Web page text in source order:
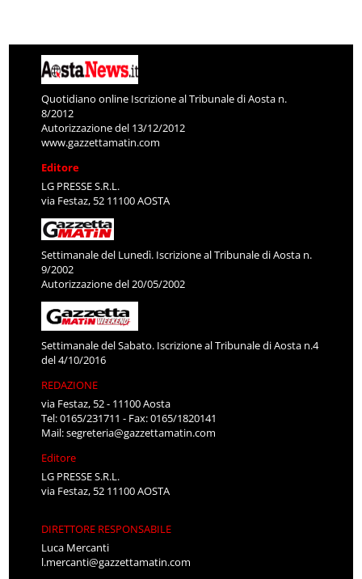
Quotidiano online Iscrizione al Tribunale di Aosta n.
8/2012
Autorizzazione del 13/12/2012
www.gazzettamatin.com
Editore
LG PRESSE S.R.L.
via Festaz, 52 11100 AOSTA
Settimanale del Lunedì. Iscrizione al Tribunale di Aosta n.
9/2002
Autorizzazione del 20/05/2002
Settimanale del Sabato. Iscrizione al Tribunale di Aosta n.4
del 4/10/2016
REDAZIONE
via Festaz, 52 - 11100 Aosta
Tel: 0165/231711 - Fax: 0165/1820141
Mail:segreteria@gazzettamatin.com
Editore
LG PRESSE S.R.L.
via Festaz, 52 11100 AOSTA
DIRETTORE RESPONSABILE
Luca Mercanti
l.mercanti@gazzettamatin.com